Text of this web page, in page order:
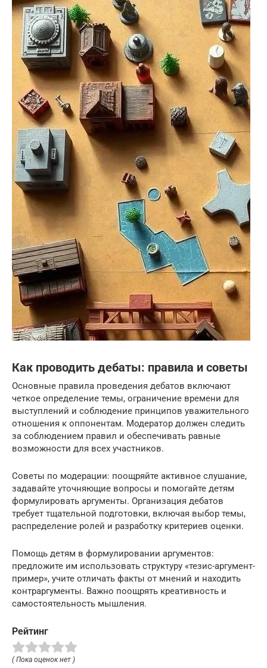
Как проводить дебаты: правила и советы
Основные правила проведения дебатов включают
четкое определение темы, ограничение времени для
выступлений и соблюдение принципов уважительного
отношения к оппонентам. Модератор должен следить
за соблюдением правил и обеспечивать равные
возможности для всех участников.
Советы по модерации: поощряйте активное слушание,
задавайте уточняющие вопросы и помогайте детям
формулировать аргументы. Организация дебатов
требует тщательной подготовки, включая выбор темы,
распределение ролей и разработку критериев оценки.
Помощь детям в формулировании аргументов:
предложите им использовать структуру «тезис-аргумент-
пример», учите отличать факты от мнений и находить
контраргументы. Важно поощрять креативность и
самостоятельность мышления.
Рейтинг
( Пока оценок нет )